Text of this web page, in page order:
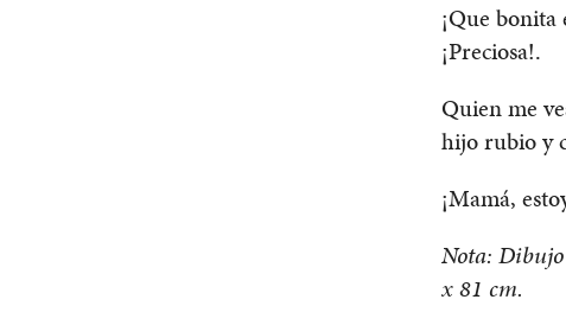
¡Que
¡Preciosa!.
Quien me
hijo rubio y
¡Mamá,
Nota:
x 81 cm.